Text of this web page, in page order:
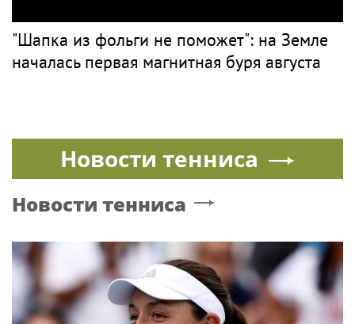
"Шапка из фольги не поможет": на Земле
началась первая магнитная буря августа
Новости тенниса
Новости тенниса